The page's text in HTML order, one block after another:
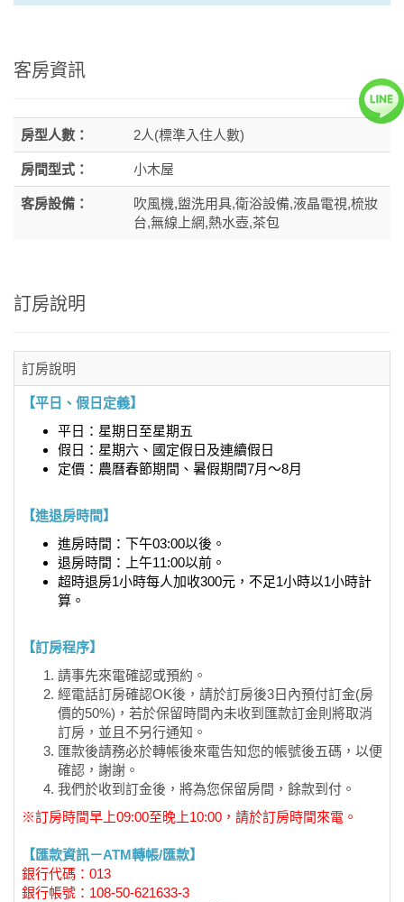
客房資訊
房型人數： 2人(標準入住人數)
房間型式： 小木屋
客房設備：
吹風機,盥洗用具,衛浴設備,液晶電視,梳妝
台,無線上網,熱水壺,茶包
訂房說明
訂房說明
【平日、假日定義】
平日：星期日至星期五
假日：星期六、國定假日及連續假日
定價：農曆春節期間、暑假期間7月～8月
【進退房時間】
進房時間：下午03:00以後。
退房時間：上午11:00以前。
超時退房1小時每人加收300元，不足1小時以1小時計
算。
【訂房程序】
請事先來電確認或預約。
經電話訂房確認OK後，請於訂房後3日內預付訂金(房
價的50%)，若於保留時間內未收到匯款訂金則將取消
訂房，並且不另行通知。
匯款後請務必於轉帳後來電告知您的帳號後五碼，以便
確認，謝謝。
我們於收到訂金後，將為您保留房間，餘款到付。
※訂房時間早上09:00至晚上10:00，請於訂房時間來電。
【匯款資訊－ATM轉帳/匯款】
銀行代碼：013
銀行帳號：108-50-621633-3